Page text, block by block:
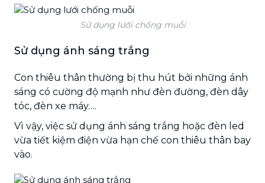
Sử dụng lưới chống muỗi
Sử dụng ánh sáng trắng
Con thiêu thân thường bị thu hút bởi những ánh
sáng có cường độ mạnh như đèn đường, đèn dây
tóc, đèn xe máy….
Vì vậy, việc sử dụng ánh sáng trắng hoặc đèn led
vừa tiết kiệm điện vừa hạn chế con thiêu thân bay
vào.